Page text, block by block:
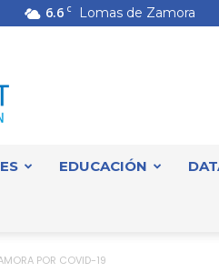
6.6 C Lomas de Zamora
EDUCACIÓN
POR COVID-19